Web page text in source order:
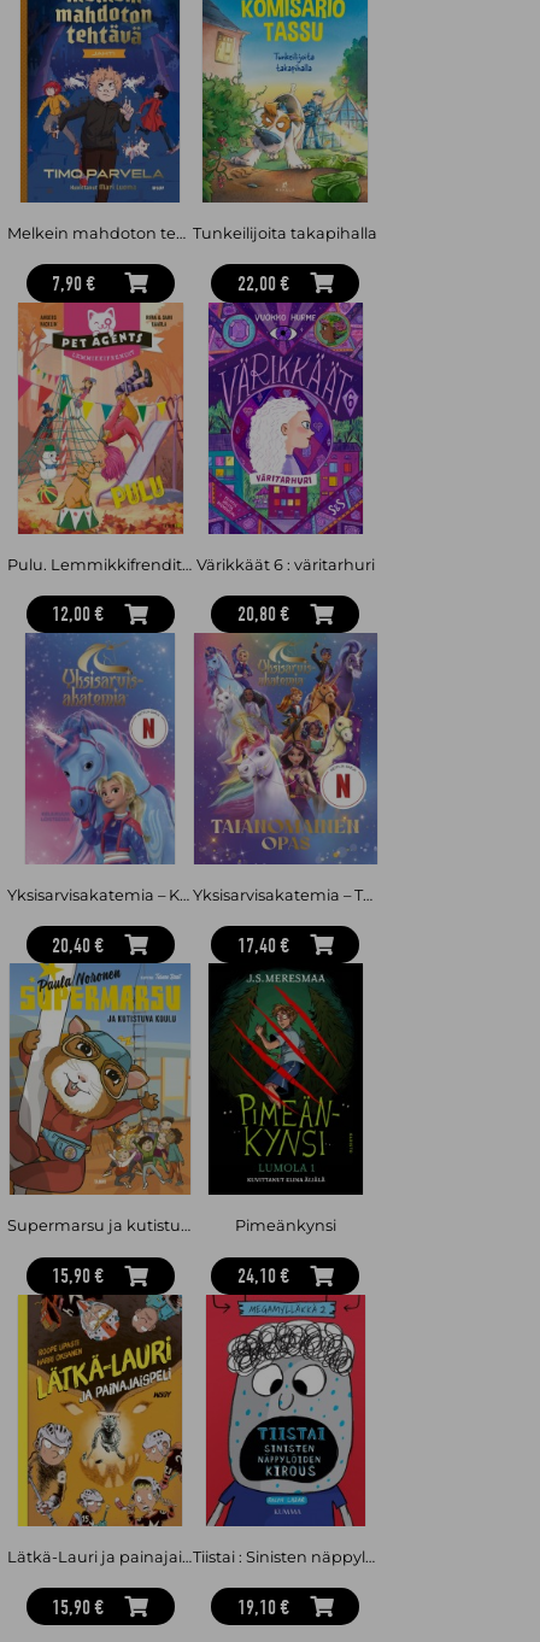
Melkein mahdoton tehtävä - Jahti
7,90 €
Tunkeilijoita takapihalla
22,00 €
Pulu. Lemmikkifrendit 6
12,00 €
Värikkäät 6 : väritarhuri
20,80 €
Yksisarvisakatemia – Keijukuun loisteessa
20,40 €
Yksisarvisakatemia – Taianomainen opas
17,40 €
Supermarsu ja kutistuva koulu
15,90 €
Pimeänkynsi
24,10 €
Lätkä-Lauri ja painajaispeli
15,90 €
Tiistai : Sinisten näppylöiden kirous
19,10 €